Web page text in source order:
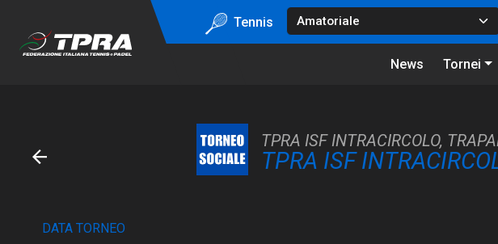
Tennis
News Tornei
TPRA ISF INTRACIRCOLO,
TPRA ISF
DATA TORNEO